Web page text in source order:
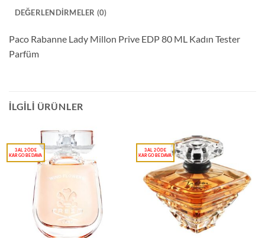
DEĞERLENDIRMELER (0)
Paco Rabanne Lady Millon Prive EDP 80 ML Kadın Tester
Parfüm
İLGILI ÜRÜNLER